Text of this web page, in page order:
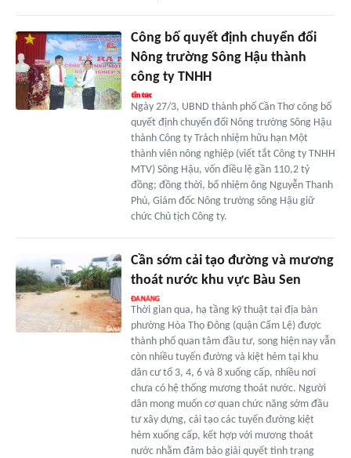
Công bố quyết định chuyển đổi
Nông trường Sông Hậu thành
công ty TNHH
Ngày 27/3, UBND thành phố Cần Thơ công bố
quyết định chuyển đổi Nông trường Sông Hậu
thành Công ty Trách nhiệm hữu hạn Một
thành viên nông nghiệp (viết tắt Công ty TNHH
MTV) Sông Hậu, vốn điều lệ gần 110,2 tỷ
đồng; đồng thời, bổ nhiệm ông Nguyễn Thanh
Phú, Giám đốc Nông trường sông Hậu giữ
chức Chủ tịch Công ty.
Cần sớm cải tạo đường và mương
thoát nước khu vực Bàu Sen
Thời gian qua, hạ tầng kỹ thuật tại địa bàn
phường Hòa Thọ Đông (quận Cẩm Lệ) được
thành phố quan tâm đầu tư, song hiện nay vẫn
còn nhiều tuyến đường và kiệt hẻm tại khu
dân cư tổ 3, 4, 6 và 8 xuống cấp, nhiều nơi
chưa có hệ thống mương thoát nước. Người
dân mong muốn cơ quan chức năng sớm đầu
tư xây dựng, cải tạo các tuyến đường kiệt
hẻm xuống cấp, kết hợp với mương thoát
nước nhằm đảm bảo giải quyết tình trạng